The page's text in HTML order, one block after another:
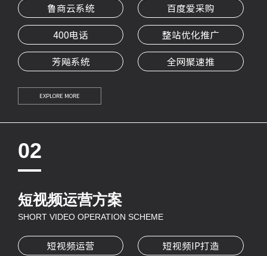
鲁商云系统 百度爱采购
400电话 整站优化推广
芳飚系统 全网聚速推
EXPLORE MORE
02
短视频运营方案
SHORT VIDEO OPERATION SCHEME
短视频运营 短视频IP打造